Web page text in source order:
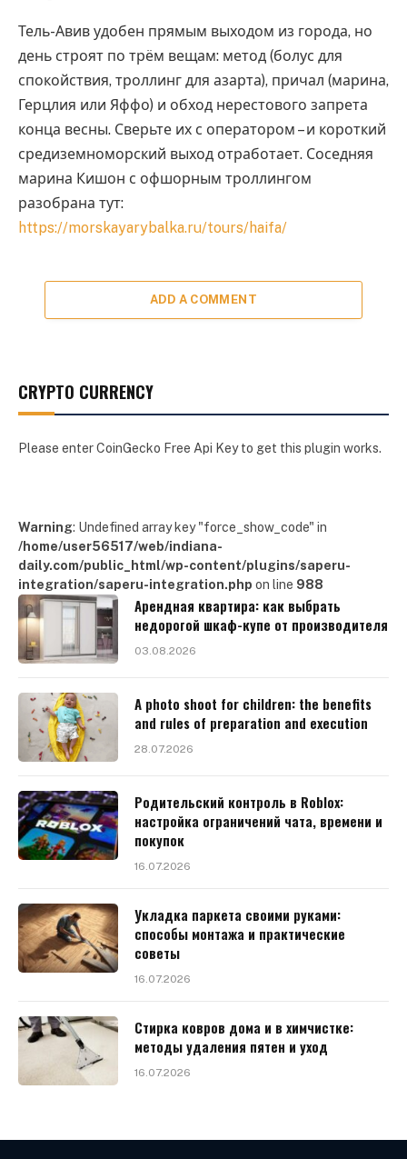
Тель-Авив удобен прямым выходом из города, но
день строят по трём вещам: метод (болус для
спокойствия, троллинг для азарта), причал (марина,
Герцлия или Яффо) и обход нерестового запрета
конца весны. Сверьте их с оператором – и короткий
средиземноморский выход отработает. Соседняя
марина Кишон с офшорным троллингом
разобрана тут:
https://morskayarybalka.ru/tours/haifa/
ADD A COMMENT
CRYPTO CURRENCY
Please enter CoinGecko Free Api Key to get this plugin works.
Warning: Undefined array key "force_show_code" in
/home/user56517/web/indiana-
daily.com/public_html/wp-content/plugins/saperu-
integration/saperu-integration.php on line 988
Арендная квартира: как выбрать
недорогой шкаф-купе от производителя
03.08.2026
A photo shoot for children: the benefits
and rules of preparation and execution
28.07.2026
Родительский контроль в Roblox:
настройка ограничений чата, времени и
покупок
16.07.2026
Укладка паркета своими руками:
способы монтажа и практические
советы
16.07.2026
Стирка ковров дома и в химчистке:
методы удаления пятен и уход
16.07.2026